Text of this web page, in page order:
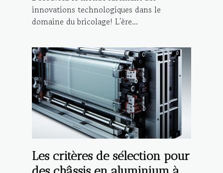
innovations technologiques dans le
domaine du bricolage! L'ère...
Les critères de sélection pour